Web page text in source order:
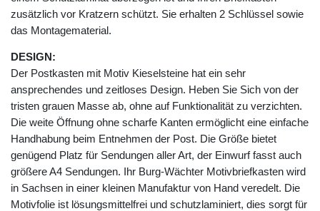
zusätzlich vor Kratzern schützt. Sie erhalten 2 Schlüssel sowie
das Montagematerial.
DESIGN:
Der Postkasten mit Motiv Kieselsteine hat ein sehr
ansprechendes und zeitloses Design. Heben Sie Sich von der
tristen grauen Masse ab, ohne auf Funktionalität zu verzichten.
Die weite Öffnung ohne scharfe Kanten ermöglicht eine einfache
Handhabung beim Entnehmen der Post. Die Größe bietet
genügend Platz für Sendungen aller Art, der Einwurf fasst auch
größere A4 Sendungen. Ihr Burg-Wächter Motivbriefkasten wird
in Sachsen in einer kleinen Manufaktur von Hand veredelt. Die
Motivfolie ist lösungsmittelfrei und schutzlaminiert, dies sorgt für